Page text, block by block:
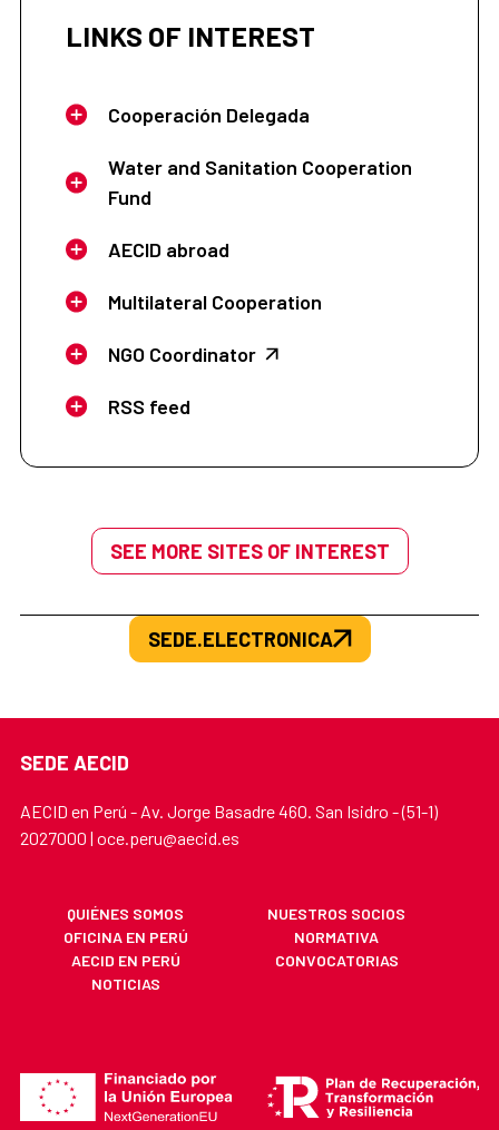
LINKS OF INTEREST
Cooperación Delegada
Water and Sanitation Cooperation
Fund
AECID abroad
Multilateral Cooperation
NGO Coordinator
RSS feed
SEE MORE SITES OF INTEREST
SEDE.ELECTRONICA
SEDE AECID
AECID en Perú - Av. Jorge Basadre 460. San Isidro - (51-1)
2027000 | oce.peru@aecid.es
QUIÉNES SOMOS
NUESTROS SOCIOS
OFICINA EN PERÚ
NORMATIVA
AECID EN PERÚ
CONVOCATORIAS
NOTICIAS